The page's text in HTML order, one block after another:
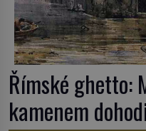
Římské ghetto:
kamenem